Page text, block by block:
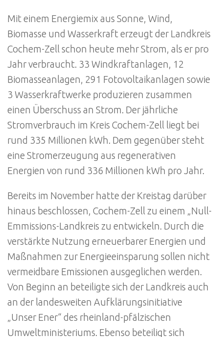
Mit einem Energiemix aus Sonne, Wind,
Biomasse und Wasserkraft erzeugt der Landkreis
Cochem-Zell schon heute mehr Strom, als er pro
Jahr verbraucht. 33 Windkraftanlagen, 12
Biomasseanlagen, 291 Fotovoltaikanlagen sowie
3 Wasserkraftwerke produzieren zusammen
einen Überschuss an Strom. Der jährliche
Stromverbrauch im Kreis Cochem-Zell liegt bei
rund 335 Millionen kWh. Dem gegenüber steht
eine Stromerzeugung aus regenerativen
Energien von rund 336 Millionen kWh pro Jahr.
Bereits im November hatte der Kreistag darüber
hinaus beschlossen, Cochem-Zell zu einem „Null-
Emmissions-Landkreis zu entwickeln. Durch die
verstärkte Nutzung erneuerbarer Energien und
Maßnahmen zur Energieeinsparung sollen nicht
vermeidbare Emissionen ausgeglichen werden.
Von Beginn an beteiligte sich der Landkreis auch
an der landesweiten Aufklärungsinitiative
„Unser Ener“ des rheinland-pfälzischen
Umweltministeriums. Ebenso beteiligt sich